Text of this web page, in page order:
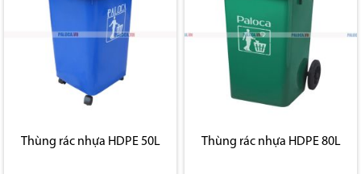
Thùng rác nhựa HDPE 50L Thùng rác nhựa HDPE 80L